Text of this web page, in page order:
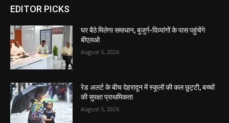
EDITOR PICKS
घर बैठे मिलेगा समाधान, बुजुर्ग-दिव्यांगों के पास पहुंचेंगे
बीएलओ
August 5, 2026
रेड अलर्ट के बीच देहरादून में स्कूलों की कल छुट्टी, बच्चों
की सुरक्षा प्राथमिकता
August 5, 2026